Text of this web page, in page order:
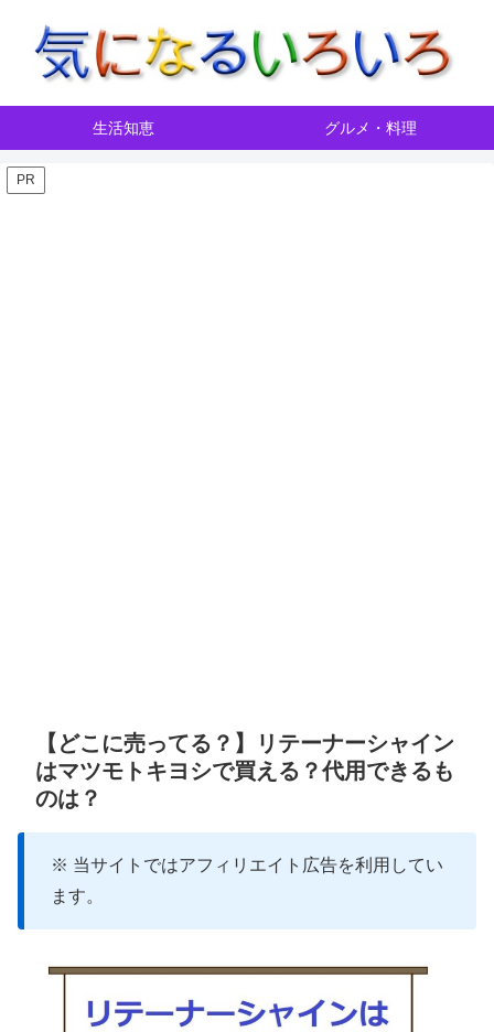
生活知恵 グルメ・料理
PR
【どこに売ってる？】リテーナーシャイン
はマツモトキヨシで買える？代用できるも
のは？
※ 当サイトではアフィリエイト広告を利用してい
ます。